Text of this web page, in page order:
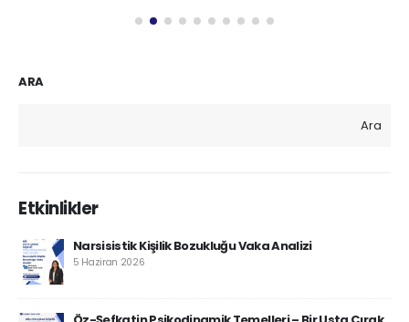
ARA
Ara
Etkinlikler
Narsisistik Kişilik Bozukluğu Vaka Analizi
5 Haziran 2026